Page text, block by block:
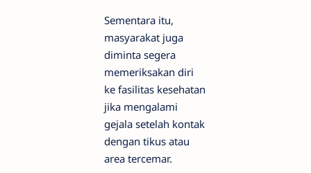
Sementara itu,
masyarakat juga
diminta segera
memeriksakan diri
ke fasilitas kesehatan
jika mengalami
gejala setelah kontak
dengan tikus atau
area tercemar.